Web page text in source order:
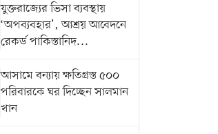
যুক্তরাজ্যের ভিসা ব্যবস্থায়
‘অপব্যবহার’, আশ্রয় আবেদনে
রেকর্ড পাকিস্তানিদ...
আসামে বন্যায় ক্ষতিগ্রস্ত ৫০০
পরিবারকে ঘর দিচ্ছেন সালমান
খান